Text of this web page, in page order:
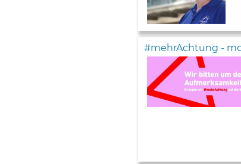
#mehrAchtung -